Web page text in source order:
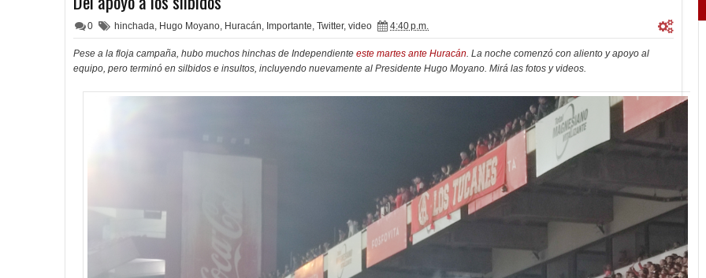
0 hinchada, Hugo Moyano, Huracán, Importante, Twitter, video 4:40 p.m.
Pese a la floja campaña, hubo muchos hinchas de Independiente este martes ante Huracán. La noche comenzó con aliento y apoyo al
equipo, pero terminó en silbidos e insultos, incluyendo nuevamente al Presidente Hugo Moyano. Mirá las fotos y videos.